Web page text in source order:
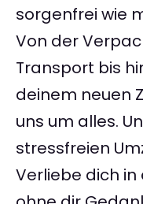
sorgenfrei wie
Von der
Transport bis
deinem neuen
uns um alles.
stressfreien
Verliebe dich in